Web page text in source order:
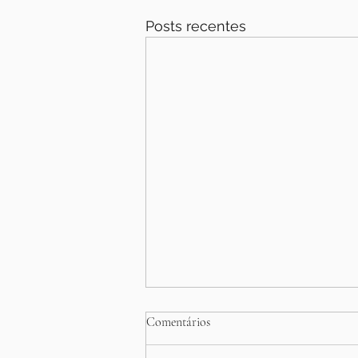
Posts recentes
Acupuntura para Dor Lombar em
Jundiaí — Alívio Real, Sem
Remédio
Comentários